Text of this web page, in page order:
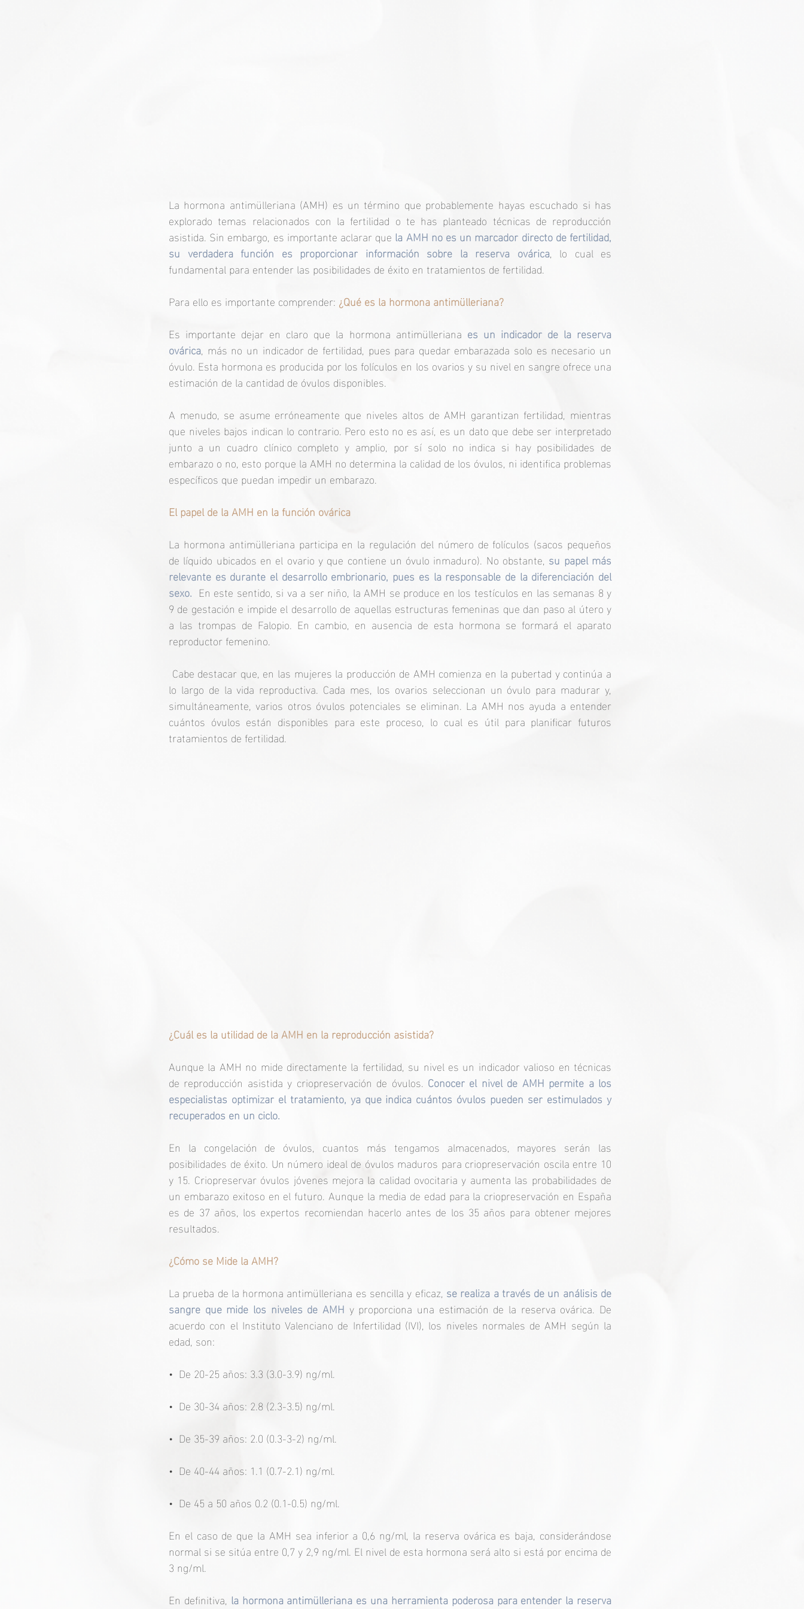
La hormona antimülleriana (AMH) es un término que probablemente hayas escuchado si has
explorado temas relacionados con la fertilidad o te has planteado técnicas de reproducción
asistida. Sin embargo, es importante aclarar que la AMH no es un marcador directo de fertilidad,
su verdadera función es proporcionar información sobre la reserva ovárica, lo cual es
fundamental para entender las posibilidades de éxito en tratamientos de fertilidad.
Para ello es importante comprender: ¿Qué es la hormona antimülleriana?
Es importante dejar en claro que la hormona antimülleriana es un indicador de la reserva
ovárica, más no un indicador de fertilidad, pues para quedar embarazada solo es necesario un
óvulo. Esta hormona es producida por los folículos en los ovarios y su nivel en sangre ofrece una
estimación de la cantidad de óvulos disponibles.
A menudo, se asume erróneamente que niveles altos de AMH garantizan fertilidad, mientras
que niveles bajos indican lo contrario. Pero esto no es así, es un dato que debe ser interpretado
junto a un cuadro clínico completo y amplio, por sí solo no indica si hay posibilidades de
embarazo o no, esto porque la AMH no determina la calidad de los óvulos, ni identifica problemas
específicos que puedan impedir un embarazo.
El papel de la AMH en la función ovárica
La hormona antimülleriana participa en la regulación del número de folículos (sacos pequeños
de líquido ubicados en el ovario y que contiene un óvulo inmaduro). No obstante, su papel más
relevante es durante el desarrollo embrionario, pues es la responsable de la diferenciación del
sexo. En este sentido, si va a ser niño, la AMH se produce en los testículos en las semanas 8 y
9 de gestación e impide el desarrollo de aquellas estructuras femeninas que dan paso al útero y
a las trompas de Falopio. En cambio, en ausencia de esta hormona se formará el aparato
reproductor femenino.
lo largo de la vida reproductiva. Cada mes, los ovarios seleccionan un óvulo para madurar y,
simultáneamente, varios otros óvulos potenciales se eliminan. La AMH nos ayuda a entender
cuántos óvulos están disponibles para este proceso, lo cual es útil para planificar futuros
tratamientos de fertilidad.
¿Cuál es la utilidad de la AMH en la reproducción asistida?
Aunque la AMH no mide directamente la fertilidad, su nivel es un indicador valioso en técnicas
de reproducción asistida y criopreservación de óvulos. Conocer el nivel de AMH permite a los
especialistas optimizar el tratamiento, ya que indica cuántos óvulos pueden ser estimulados y
recuperados en un ciclo.
En la congelación de óvulos, cuantos más tengamos almacenados, mayores serán las
posibilidades de éxito. Un número ideal de óvulos maduros para criopreservación oscila entre 10
y 15. Criopreservar óvulos jóvenes mejora la calidad ovocitaria y aumenta las probabilidades de
un embarazo exitoso en el futuro. Aunque la media de edad para la criopreservación en España
es de 37 años, los expertos recomiendan hacerlo antes de los 35 años para obtener mejores
resultados.
¿Cómo se Mide la AMH?
La prueba de la hormona antimülleriana es sencilla y eficaz, se realiza a través de un análisis de
sangre que mide los niveles de AMH y proporciona una estimación de la reserva ovárica. De
acuerdo con el Instituto Valenciano de Infertilidad (IVI), los niveles normales de AMH según la
edad, son:
•  De 20-25 años: 3.3 (3.0-3.9) ng/ml.
•  De 30-34 años: 2.8 (2.3-3.5) ng/ml.
•  De 35-39 años: 2.0 (0.3-3-2) ng/ml.
•  De 40-44 años: 1.1 (0.7-2.1) ng/ml.
•  De 45 a 50 años 0.2 (0.1-0.5) ng/ml.
En el caso de que la AMH sea inferior a 0,6 ng/ml, la reserva ovárica es baja, considerándose
normal si se sitúa entre 0,7 y 2,9 ng/ml. El nivel de esta hormona será alto si está por encima de
3 ng/ml.
En definitiva, la hormona antimülleriana es una herramienta poderosa para entender la reserva